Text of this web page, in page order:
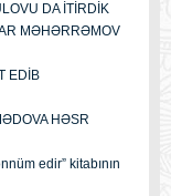
DA İTİRDİK
MƏHƏRRƏMOV
EDİB
HƏSR
edir” kitabının